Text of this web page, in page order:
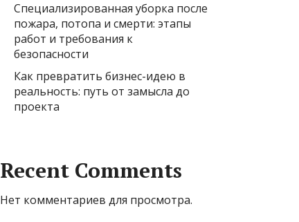
Специализированная уборка после
пожара, потопа и смерти: этапы
работ и требования к
безопасности
Как превратить бизнес-идею в
реальность: путь от замысла до
проекта
Recent Comments
Нет комментариев для просмотра.